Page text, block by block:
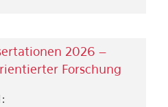
2026 –
Forschung